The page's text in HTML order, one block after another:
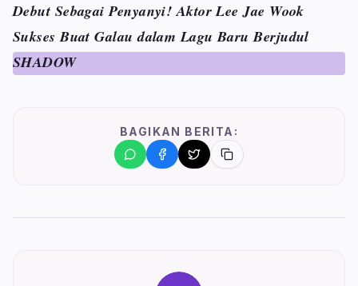
Debut Sebagai Penyanyi! Aktor Lee Jae Wook
Sukses Buat Galau dalam Lagu Baru Berjudul
SHADOW
BAGIKAN BERITA: